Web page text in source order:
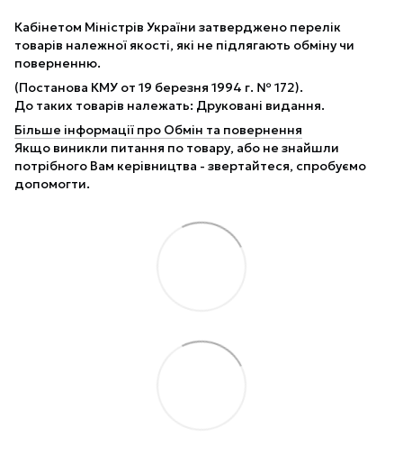
Кабінетом Міністрів України затверджено перелік
товарів належної якості, які не підлягають обміну чи
поверненню.
(Постанова КМУ от 19 березня 1994 г. № 172).
До таких товарів належать: Друковані видання.
Більше інформації про Обмін та повернення
Якщо виникли питання по товару, або не знайшли
потрібного Вам керівництва - звертайтеся, спробуємо
допомогти.